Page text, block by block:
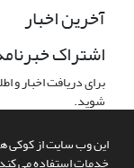
این وب سایت از کوکی ها
خدمات استفاده می
آخرین اخبار
اشتراک
برای دریافت اخبار و
شوید.